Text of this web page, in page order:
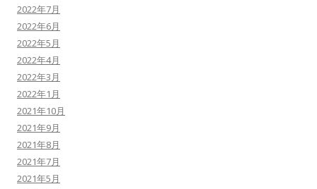
2022年7月
2022年6月
2022年5月
2022年4月
2022年3月
2022年1月
2021年10月
2021年9月
2021年8月
2021年7月
2021年5月